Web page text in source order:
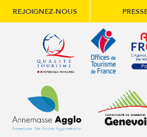
REJOIGNEZ-NOUS
Qualité tourismeOffice de
Annemasse Agglo (s'ouvre